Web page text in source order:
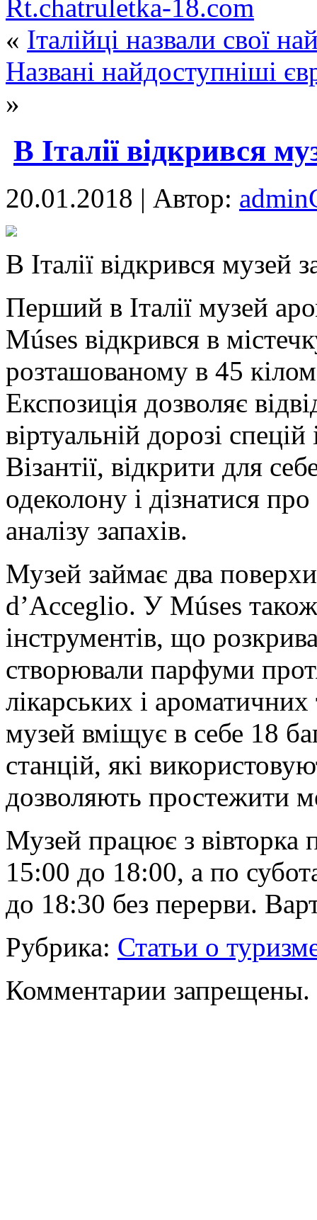
Rt.chatruletka-18.com
« Італійці назвали свої
Названі найдоступніші
»
В Італії відкрився
20.01.2018 | Автор:
В Ітaлії відкрився музей
Перший в Італії музей
Múses відкрився в
розташованому в 45
Експозиція дозволяє
віртуальній дорозі
Візантії, відкрити для
одеколону і дізнатися
аналізу запахів.
Музей займає два
d’Acceglio. У Múses також
інструментів, що
створювали парфуми
лікарських і
музей вміщує в себе 18
станцій, які
дозволяють простежити
Музей працює з вівторка
15:00 до 18:00, а по
до 18:30 без перерви.
Рубрика: Статьи о
Комментарии запрещены.